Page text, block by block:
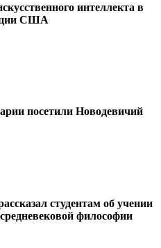
интеллекта в
США
посетили Новодевичий
студентам об учении
философии